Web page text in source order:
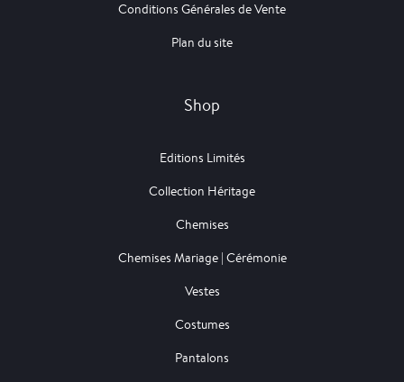
Conditions Générales de Vente
Plan du site
Shop
Editions Limités
Collection Héritage
Chemises
Chemises Mariage | Cérémonie
Vestes
Costumes
Pantalons